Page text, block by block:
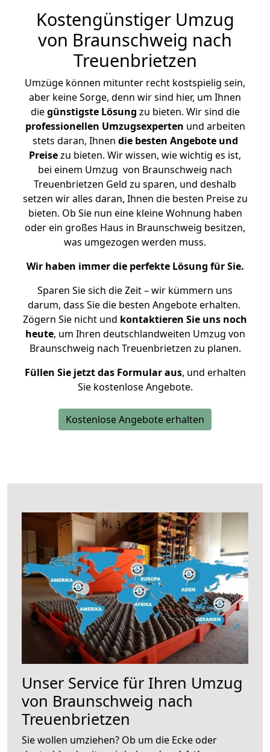
Kostengünstiger Umzug
von Braunschweig nach
Treuenbrietzen
Umzüge können mitunter recht kostspielig sein,
aber keine Sorge, denn wir sind hier, um Ihnen
diegünstigste Lösung zu bieten. Wir sind die
professionellen Umzugsexperten und arbeiten
stets daran, Ihnen die besten Angebote und
Preisezu bieten. Wir wissen, wie wichtig es ist,
bei einem Umzug von Braunschweig nach
Treuenbrietzen Geld zu sparen, und deshalb
setzen wir alles daran, Ihnen die besten Preise zu
bieten. Ob Sie nun eine kleine Wohnung haben
oder ein großes Haus in Braunschweig besitzen,
was umgezogen werden muss.
Wir haben immer die perfekte Lösung für Sie.
Sparen Sie sich die Zeit – wir kümmern uns
darum, dass Sie die besten Angebote erhalten.
Zögern Sie nicht und kontaktieren Sie uns noch
heute, um Ihren deutschlandweiten Umzug von
Braunschweig nach Treuenbrietzen zu planen.
Füllen Sie jetzt das Formular aus, und erhalten
Sie kostenlose Angebote.
Kostenlose Angebote erhalten
Unser Service für Ihren Umzug
von Braunschweig nach
Treuenbrietzen
Sie wollen umziehen? Ob um die Ecke oder